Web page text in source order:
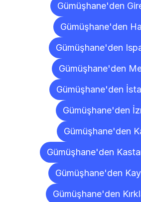
Gümüşhane'den
Gümüşhane'den
Gümüşhane'den
Gümüşhane'den
Gümüşhane'den
Gümüşhane'den
Gümüşhane'den
Gümüşhane'den
Gümüşhane'den
Gümüşhane'den